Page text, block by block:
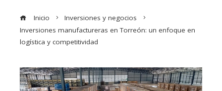
Inicio
Inversiones y negocios
Inversiones manufactureras en Torreón: un enfoque en
logística y competitividad